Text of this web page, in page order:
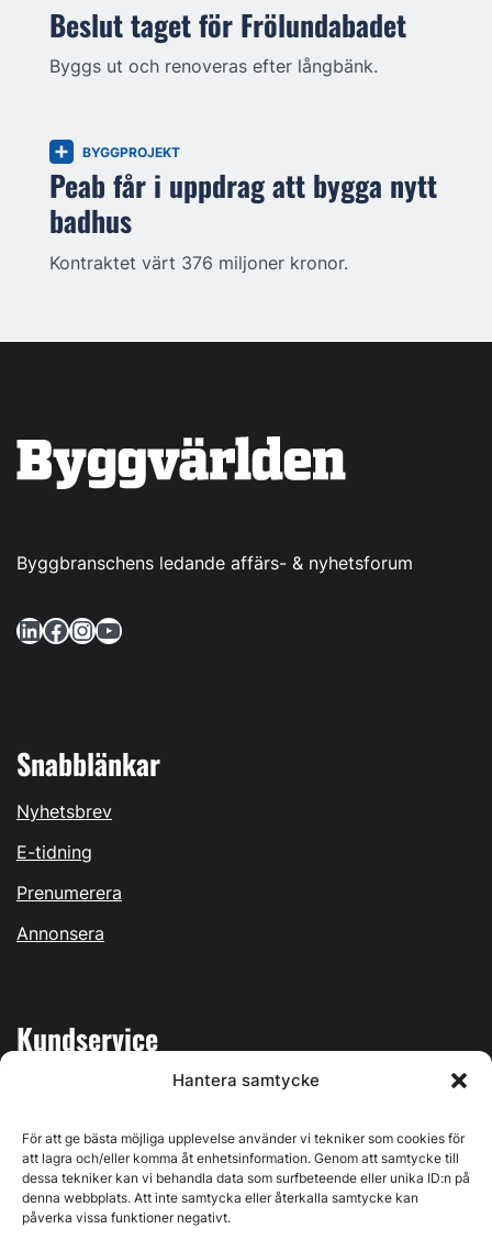
Hantera samtycke
För att ge bästa möjliga upplevelse använder vi tekniker som cookies för
att lagra och/eller komma åt enhetsinformation. Genom att samtycke till
dessa tekniker kan vi behandla data som surfbeteende eller unika ID:n på
denna webbplats. Att inte samtycka eller återkalla samtycke kan
påverka vissa funktioner negativt.
Beslut taget för Frölundabadet
Byggs ut och renoveras efter långbänk.
BYGGPROJEKT
Peab får i uppdrag att bygga nytt
badhus
Kontraktet värt 376 miljoner kronor.
Byggbranschens ledande affärs- & nyhetsforum
LinkedIn Facebook InstagramYouTube
Snabblänkar
Nyhetsbrev
E-tidning
Prenumerera
Annonsera
Kundservice
Kontakta oss